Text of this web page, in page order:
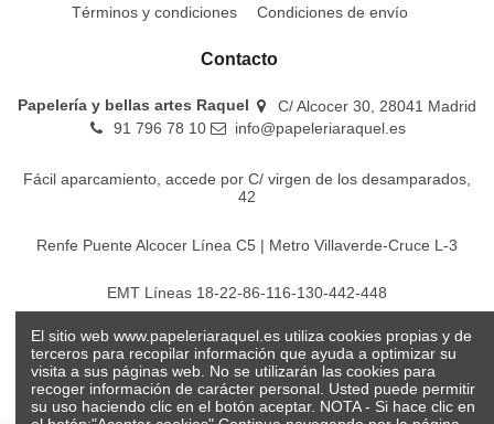
Términos y condiciones Condiciones de envío
Contacto
Papelería y bellas artes Raquel
C/ Alcocer 30, 28041 Madrid
91 796 78 10
info@papeleriaraquel.es
Fácil aparcamiento, accede por C/ virgen de los desamparados,
42
Renfe Puente Alcocer Línea C5 | Metro Villaverde-Cruce L-3
EMT Líneas 18-22-86-116-130-442-448
Todos los precios son indicados con impuestos incluidos
El sitio web www.papeleriaraquel.es utiliza cookies propias y de
terceros para recopilar información que ayuda a optimizar su
visita a sus páginas web. No se utilizarán las cookies para
recoger información de carácter personal. Usted puede permitir
su uso haciendo clic en el botón aceptar. NOTA - Si hace clic en